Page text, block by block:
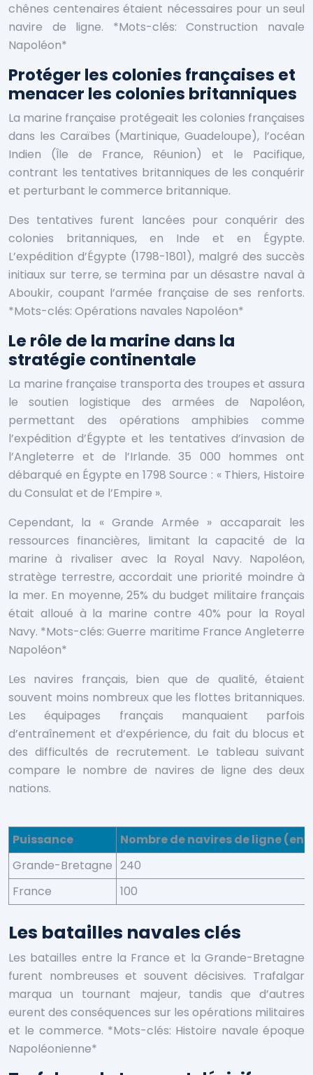
chênes centenaires étaient nécessaires pour un seul
navire de ligne. *Mots-clés: Construction navale
Napoléon*
Protéger les colonies françaises et
menacer les colonies britanniques
La marine française protégeait les colonies françaises
dans les Caraïbes (Martinique, Guadeloupe), l’océan
Indien (Île de France, Réunion) et le Pacifique,
contrant les tentatives britanniques de les conquérir
et perturbant le commerce britannique.
Des tentatives furent lancées pour conquérir des
colonies britanniques, en Inde et en Égypte.
L’expédition d’Égypte (1798-1801), malgré des succès
initiaux sur terre, se termina par un désastre naval à
Aboukir, coupant l’armée française de ses renforts.
*Mots-clés: Opérations navales Napoléon*
Le rôle de la marine dans la
stratégie continentale
La marine française transporta des troupes et assura
le soutien logistique des armées de Napoléon,
permettant des opérations amphibies comme
l’expédition d’Égypte et les tentatives d’invasion de
l’Angleterre et de l’Irlande. 35 000 hommes ont
débarqué en Égypte en 1798Source : « Thiers, Histoire
du Consulat et de l’Empire ».
Cependant, la « Grande Armée » accaparait les
ressources financières, limitant la capacité de la
marine à rivaliser avec la Royal Navy. Napoléon,
stratège terrestre, accordait une priorité moindre à
la mer. En moyenne, 25% du budget militaire français
était alloué à la marine contre 40% pour la Royal
Navy. *Mots-clés: Guerre maritime France Angleterre
Napoléon*
Les navires français, bien que de qualité, étaient
souvent moins nombreux que les flottes britanniques.
Les équipages français manquaient parfois
d’entraînement et d’expérience, du fait du blocus et
des difficultés de recrutement. Le tableau suivant
compare le nombre de navires de ligne des deux
nations.
Puissance
Nombre de navires de ligne
Grande-Bretagne 240
France
100
Les batailles navales clés
Les batailles entre la France et la Grande-Bretagne
furent nombreuses et souvent décisives. Trafalgar
marqua un tournant majeur, tandis que d’autres
eurent des conséquences sur les opérations militaires
et le commerce. *Mots-clés: Histoire navale époque
Napoléonienne*